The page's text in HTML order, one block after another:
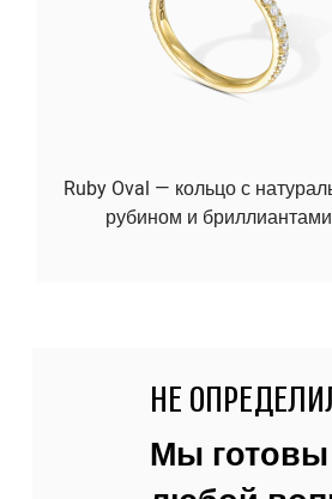
Ruby Oval — кольцо с
рубином и бриллиантами
НЕ
Мы готовы